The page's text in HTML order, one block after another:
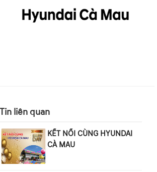
Tin liên quan
KẾT NỐI CÙNG HYUNDAI
CÀ MAU